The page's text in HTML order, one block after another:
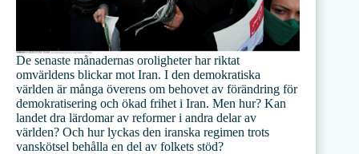
De senaste månadernas oroligheter har riktat
omvärldens blickar mot Iran. I den demokratiska
världen är många överens om behovet av förändring för
demokratisering och ökad frihet i Iran. Men hur? Kan
landet dra lärdomar av reformer i andra delar av
världen? Och hur lyckas den iranska regimen trots
vanskötsel behålla en del av folkets stöd?